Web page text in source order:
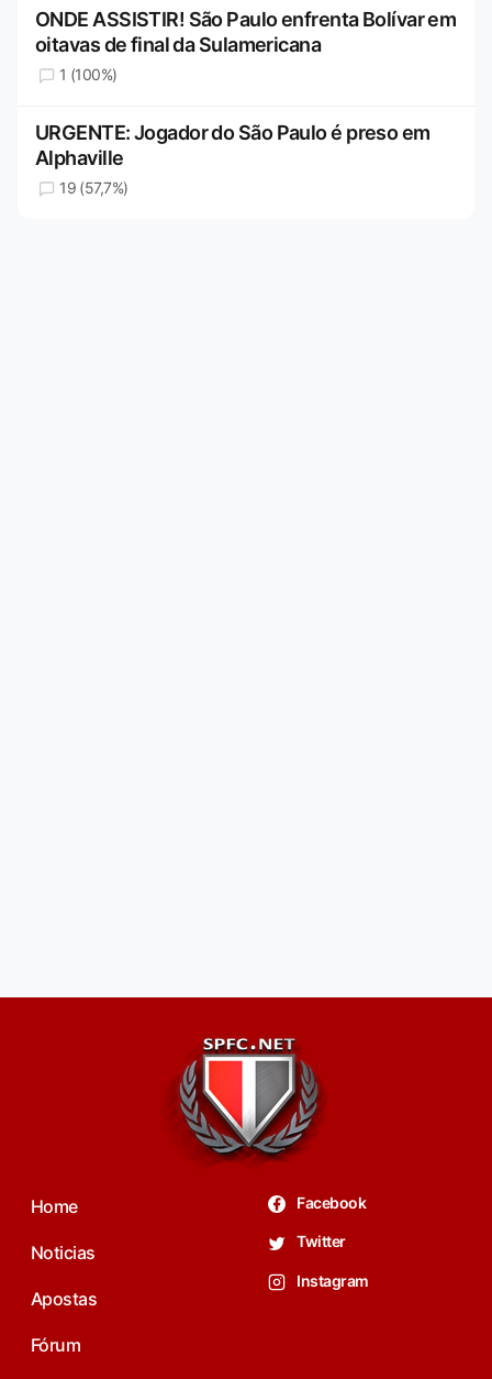
ONDE ASSISTIR! São Paulo enfrenta Bolívar em
oitavas de final da Sulamericana
1 (100%)
URGENTE: Jogador do São Paulo é preso em
Alphaville
19 (57,7%)
Home
Noticias
Apostas
Fórum
Facebook
Twitter
Instagram